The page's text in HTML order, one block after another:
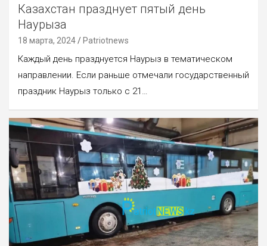
Казахстан празднует пятый день
Наурыза
18 марта, 2024 Patriotnews
Каждый день празднуется Наурыз в тематическом
направлении. Если раньше отмечали государственный
праздник Наурыз только с 21…